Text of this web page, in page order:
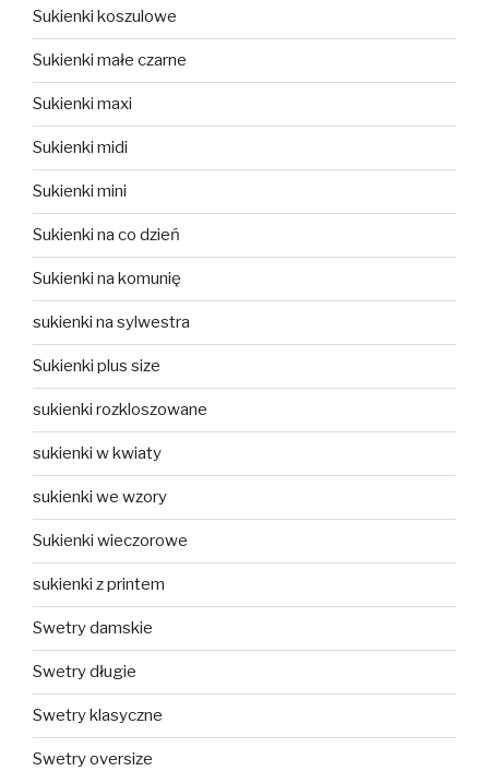
Sukienki koszulowe
Sukienki małe czarne
Sukienki maxi
Sukienki midi
Sukienki mini
Sukienki na co dzień
Sukienki na komunię
sukienki na sylwestra
Sukienki plus size
sukienki rozkloszowane
sukienki w kwiaty
sukienki we wzory
Sukienki wieczorowe
sukienki z printem
Swetry damskie
Swetry długie
Swetry klasyczne
Swetry oversize